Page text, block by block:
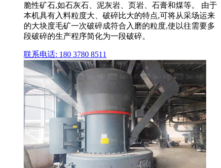
脆性矿石,如石灰石、泥灰岩、页岩、石膏和煤等。 由于
本机具有入料粒度大、破碎比大的特点,可将从采场运来
的大块度毛矿一次破碎成符合入磨的粒度,使以往需要多
段破碎的生产程序简化为一段破碎。
联系电话: 180 3780 8511